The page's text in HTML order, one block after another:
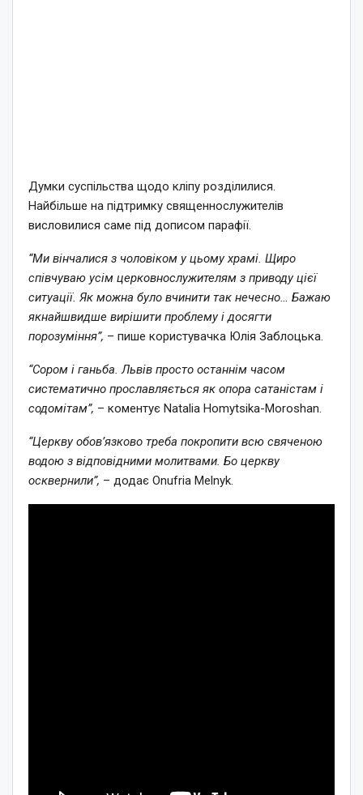
Думки суспільства щодо кліпу розділилися.
Найбільше на підтримку священнослужителів
висловилися саме під дописом парафії.
“Ми вінчалися з чоловіком у цьому храмі. Щиро
співчуваю усім церковнослужителям з приводу цієї
ситуації. Як можна було вчинити так нечесно… Бажаю
якнайшвидше вирішити проблему і досягти
порозуміння”, – пише користувачка Юлія Заблоцька.
“Сором і ганьба. Львів просто останнім часом
систематично прославляється як опора сатаністам і
содомітам”, – коментує Natalia Homytsika-Moroshan.
“Церкву обов’язково треба покропити всю свяченою
водою з відповідними молитвами. Бо церкву
осквернили”, – додає Onufria Melnyk.